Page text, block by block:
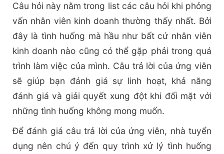
Câu hỏi này nằm trong list các câu hỏi khi phỏng
vấn nhân viên kinh doanh thường thấy nhất. Bởi
đây là tình huống mà hầu như bất cứ nhân viên
kinh doanh nào cũng có thể gặp phải trong quá
trình làm việc của mình. Câu trả lời của ứng viên
sẽ giúp bạn đánh giá sự linh hoạt, khả năng
đánh giá và giải quyết xung đột khi đối mặt với
những tình huống không mong muốn.
Để đánh giá câu trả lời của ứng viên, nhà tuyển
dụng nên chú ý đến quy trình xử lý tình huống